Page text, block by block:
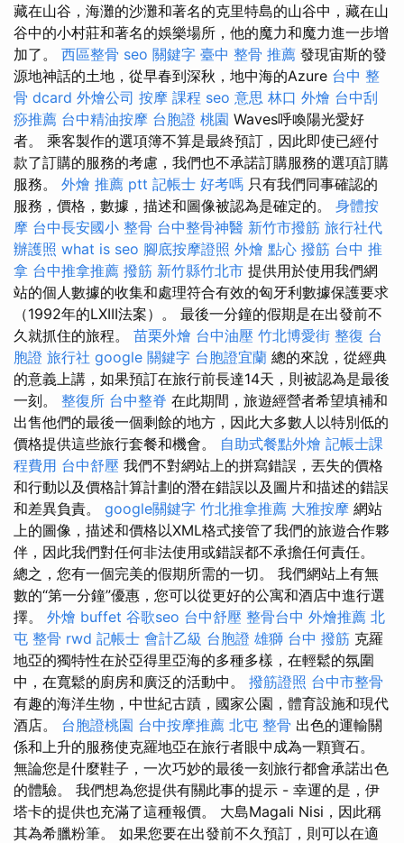
藏在山谷，海灘的沙灘和著名的克里特島的山谷中，藏在山
谷中的小村莊和著名的娛樂場所，他的魔力和魔力進一步增
加了。 西區整骨 seo 關鍵字 臺中 整骨 推薦 發現宙斯的發
源地神話的土地，從早春到深秋，地中海的Azure 台中 整
骨 dcard 外燴公司 按摩 課程 seo 意思 林口 外燴 台中刮
痧推薦 台中精油按摩 台胞證 桃園 Waves呼喚陽光愛好
者。 乘客製作的選項簿不算是最終預訂，因此即使已經付
款了訂購的服務的考慮，我們也不承諾訂購服務的選項訂購
服務。 外燴 推薦 ptt 記帳士 好考嗎 只有我們同事確認的
服務，價格，數據，描述和圖像被認為是確定的。 身體按
摩 台中長安國小 整骨 台中整骨神醫 新竹市撥筋 旅行社代
辦護照 what is seo 腳底按摩證照 外燴 點心 撥筋 台中 推
拿 台中推拿推薦 撥筋 新竹縣竹北市 提供用於使用我們網
站的個人數據的收集和處理符合有效的匈牙利數據保護要求
（1992年的LXIII法案）。 最後一分鐘的假期是在出發前不
久就抓住的旅程。 苗栗外燴 台中油壓 竹北博愛街 整復 台
胞證 旅行社 google 關鍵字 台胞證宜蘭 總的來說，從經典
的意義上講，如果預訂在旅行前長達14天，則被認為是最後
一刻。 整復所 台中整脊 在此期間，旅遊經營者希望填補和
出售他們的最後一個剩餘的地方，因此大多數人以特別低的
價格提供這些旅行套餐和機會。 自助式餐點外燴 記帳士課
程費用 台中舒壓 我們不對網站上的拼寫錯誤，丟失的價格
和行動以及價格計算計劃的潛在錯誤以及圖片和描述的錯誤
和差異負責。 google關鍵字 竹北推拿推薦 大雅按摩 網站
上的圖像，描述和價格以XML格式接管了我們的旅遊合作夥
伴，因此我們對任何非法使用或錯誤都不承擔任何責任。
總之，您有一個完美的假期所需的一切。 我們網站上有無
數的“第一分鐘”優惠，您可以從更好的公寓和酒店中進行選
擇。 外燴 buffet 谷歌seo 台中舒壓 整骨台中 外燴推薦 北
屯 整骨 rwd 記帳士 會計乙級 台胞證 雄獅 台中 撥筋 克羅
地亞的獨特性在於亞得里亞海的多種多樣，在輕鬆的氛圍
中，在寬鬆的廚房和廣泛的活動中。 撥筋證照 台中市整骨
有趣的海洋生物，中世紀古蹟，國家公園，體育設施和現代
酒店。 台胞證桃園 台中按摩推薦 北屯 整骨 出色的運輸關
係和上升的服務使克羅地亞在旅行者眼中成為一顆寶石。
無論您是什麼鞋子，一次巧妙的最後一刻旅行都會承諾出色
的體驗。 我們想為您提供有關此事的提示 - 幸運的是，伊
塔卡的提供也充滿了這種報價。 大島Magali Nisi，因此稱
其為希臘粉筆。 如果您要在出發前不久預訂，則可以在適